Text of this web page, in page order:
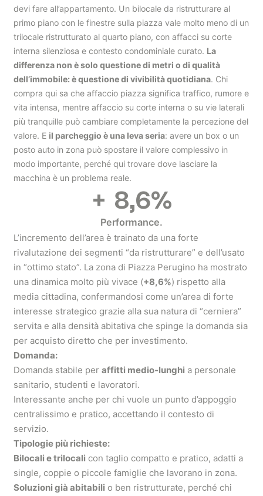
devi fare all’appartamento. Un bilocale da ristrutturare al
primo piano con le finestre sulla piazza vale molto meno di un
trilocale ristrutturato al quarto piano, con affacci su corte
interna silenziosa e contesto condominiale curato. La
differenza non è solo questione di metri o di qualità
dell’immobile: è questione di vivibilità quotidiana. Chi
compra qui sa che affaccio piazza significa traffico, rumore e
vita intensa, mentre affaccio su corte interna o su vie laterali
più tranquille può cambiare completamente la percezione del
valore. E il parcheggio è una leva seria: avere un box o un
posto auto in zona può spostare il valore complessivo in
modo importante, perché qui trovare dove lasciare la
macchina è un problema reale.
+ 8,6%
Performance.
L’incremento dell’area è trainato da una forte
rivalutazione dei segmenti “da ristrutturare” e dell’usato
in “ottimo stato”. La zona di Piazza Perugino ha mostrato
una dinamica molto più vivace (+8,6%) rispetto alla
media cittadina, confermandosi come un’area di forte
interesse strategico grazie alla sua natura di “cerniera”
servita e alla densità abitativa che spinge la domanda sia
per acquisto diretto che per investimento.
Domanda:
Domanda stabile per affitti medio‑lunghi a personale
sanitario, studenti e lavoratori.
Interessante anche per chi vuole un punto d’appoggio
centralissimo e pratico, accettando il contesto di
servizio.
Tipologie più richieste:
Bilocali e trilocali con taglio compatto e pratico, adatti a
single, coppie o piccole famiglie che lavorano in zona.
Soluzioni già abitabili o ben ristrutturate, perché chi